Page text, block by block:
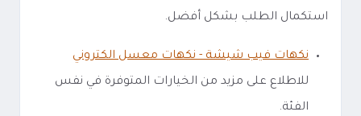
استكمال الطلب بشكل أفضل.
نكهات فيب شيشة - نكهات معسل الكتروني
للاطلاع على مزيد من الخيارات المتوفرة في نفس
الفئة.